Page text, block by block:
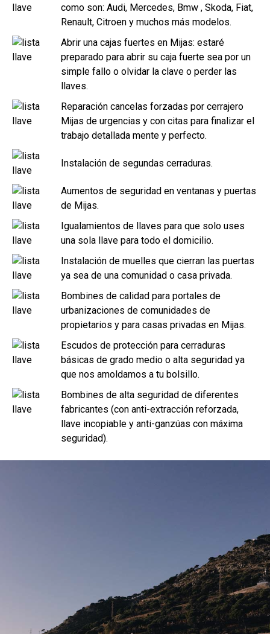
como son: Audi, Mercedes, Bmw , Skoda, Fiat,
Renault, Citroen y muchos más modelos.
Abrir una cajas fuertes en Mijas: estaré
preparado para abrir su caja fuerte sea por un
simple fallo o olvidar la clave o perder las
llaves.
Reparación cancelas forzadas por cerrajero
Mijas de urgencias y con citas para finalizar el
trabajo detallada mente y perfecto.
Instalación de segundas cerraduras.
Aumentos de seguridad en ventanas y puertas
de Mijas.
Igualamientos de llaves para que solo uses
una sola llave para todo el domicilio.
Instalación de muelles que cierran las puertas
ya sea de una comunidad o casa privada.
Bombines de calidad para portales de
urbanizaciones de comunidades de
propietarios y para casas privadas en Mijas.
Escudos de protección para cerraduras
básicas de grado medio o alta seguridad ya
que nos amoldamos a tu bolsillo.
Bombines de alta seguridad de diferentes
fabricantes (con anti-extracción reforzada,
llave incopiable y anti-ganzúas con máxima
seguridad).